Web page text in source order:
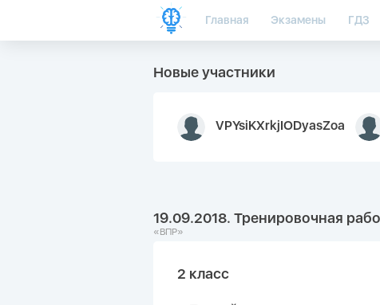
Главная Экзамены ГДЗ
Новые участники
VPYsiKXrkjIODyasZoa
19.09.2018. Тренировочная
«ВПР»
2 класс